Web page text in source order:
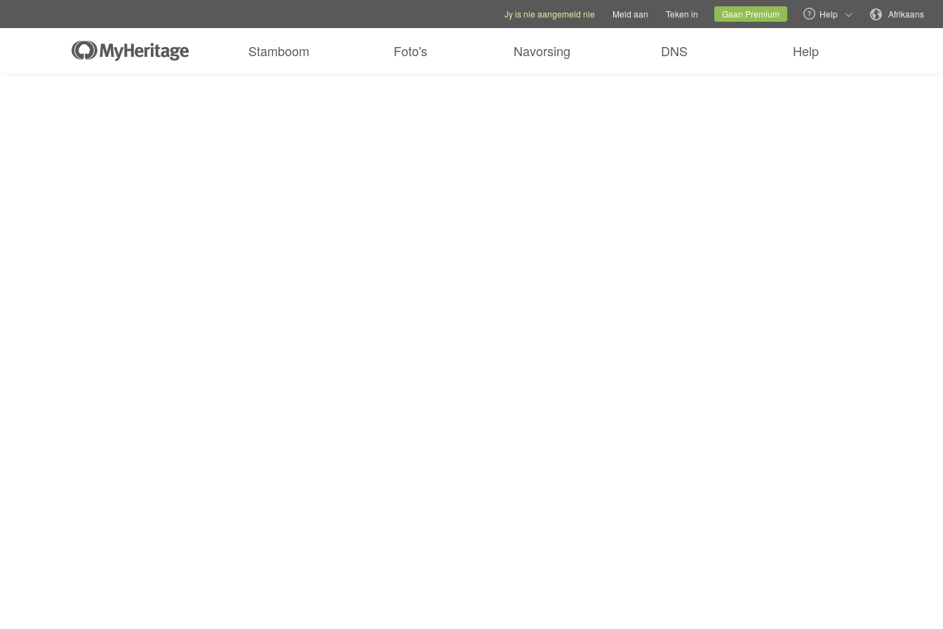
Huidige webwerfVerander taal
Jy is nie aangemeld nie Meld aan Teken in Gaan Premium Help Afrikaans
Stamboom Foto's Navorsing DNS Help